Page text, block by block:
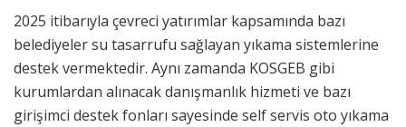
2025 itibarıyla çevreci yatırımlar kapsamında bazı
belediyeler su tasarrufu sağlayan yıkama sistemlerine
destek vermektedir. Aynı zamanda KOSGEB gibi
kurumlardan alınacak danışmanlık hizmeti ve bazı
girişimci destek fonları sayesinde self servis oto yıkama